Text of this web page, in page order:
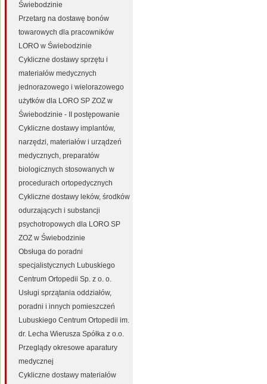
Świebodzinie
Przetarg na dostawę bonów
towarowych dla pracowników
LORO w Świebodzinie
Cykliczne dostawy sprzętu i
materiałów medycznych
jednorazowego i wielorazowego
użytków dla LORO SP ZOZ w
Świebodzinie - II postępowanie
Cykliczne dostawy implantów,
narzędzi, materiałów i urządzeń
medycznych, preparatów
biologicznych stosowanych w
procedurach ortopedycznych
Cykliczne dostawy leków, środków
odurzających i substancji
psychotropowych dla LORO SP
ZOZ w Świebodzinie
Obsługa do poradni
specjalistycznych Lubuskiego
Centrum Ortopedii Sp. z o. o.
Usługi sprzątania oddziałów,
poradni i innych pomieszczeń
Lubuskiego Centrum Ortopedii im.
dr. Lecha Wierusza Spółka z o.o.
Przeglądy okresowe aparatury
medycznej
Cykliczne dostawy materiałów